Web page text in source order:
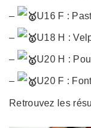
– U16 F :
– U18 H :
– U20 H :
– U20 F :
Retrouvez les